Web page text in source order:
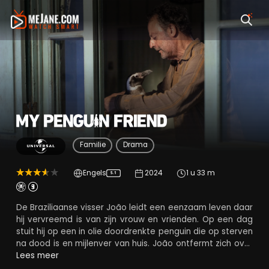
My Penguin Friend
Familie Drama
Engels 5.1 2024 1 u 33 m
De Braziliaanse visser João leidt een eenzaam leven daar
hij vervreemd is van zijn vrouw en vrienden. Op een dag
stuit hij op een in olie doordrenkte penguin die op sterven
na dood is en mijlenver van huis. João ontfermt zich over
het dier dat de naam Din Dim meekrijgt. Wanneer hij
Lees meer